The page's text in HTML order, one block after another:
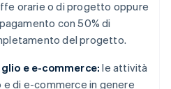
orarie o di progetto oppure
con 50% di
del progetto.
e e-commerce: le attività
di e-commerce in genere